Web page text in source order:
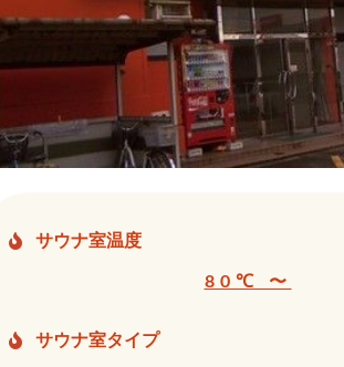
サウナ室温度
80℃ 〜
サウナ室タイプ